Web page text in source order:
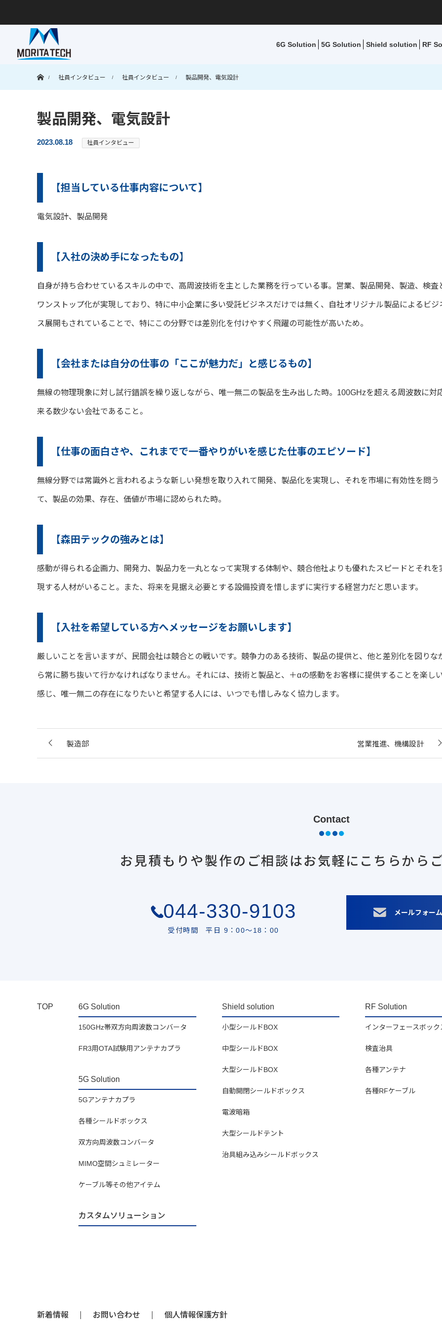
6G Solution 5G Solution Shield solution RF
社員インタビュー
社員インタビュー 製品開発、電気設計
製品開発、電気設計
2023.08.18 社員インタビュー
【担当している仕事内容について】
電気設計、製品開発
【入社の決め手になったもの】
自身が持ち合わせているスキルの中で、高周波技術を主とした業務を行っている事。営業、製品開発、製造、検査
ワンストップ化が実現しており、特に中小企業に多い受託ビジネスだけでは無く、自社オリジナル製品によるビジ
ス展開もされていることで、特にこの分野では差別化を付けやすく飛躍の可能性が高いため。
【会社または自分の仕事の「ここが魅力だ」と感じるもの】
無線の物理現象に対し試行錯誤を繰り返しながら、唯一無二の製品を生み出した時。100GHzを超える周波数に対
来る数少ない会社であること。
【仕事の面白さや、これまでで一番やりがいを感じた仕事のエピソード】
無線分野では常識外と言われるような新しい発想を取り入れて開発、製品化を実現し、それを市場に有効性を問う
て、製品の効果、存在、価値が市場に認められた時。
【森田テックの強みとは】
感動が得られる企画力、開発力、製品力を一丸となって実現する体制や、競合他社よりも優れたスピードとそれを
現する人材がいること。また、将来を見据え必要とする設備投資を惜しまずに実行する経営力だと思います。
【入社を希望している方へメッセージをお願いします】
厳しいことを言いますが、民間会社は競合との戦いです。競争力のある技術、製品の提供と、他と差別化を図りな
ら常に勝ち抜いて行かなければなりません。それには、技術と製品と、＋αの感動をお客様に提供することを楽し
感じ、唯一無二の存在になりたいと希望する人には、いつでも惜しみなく協力します。
製造部 営業推進、機構設計
Contact
お見積もりや製作のご相談はお気軽にこちらから
044-330-9103
受付時間 平日 9：00〜18：00
メールフォー
TOP 6G Solution
150GHz帯双方向周波数コンバータ
FR3用OTA試験用アンテナカプラ
5G Solution
5Gアンテナカプラ
各種シールドボックス
双方向周波数コンバータ
MIMO空間シュミレーター
ケーブル等その他アイテム
カスタムソリューション
Shield solution
小型シールドBOX
中型シールドBOX
大型シールドBOX
自動開閉シールドボックス
電波暗箱
大型シールドテント
治具組み込みシールドボックス
RF Solution
インターフェースボック
検査治具
各種アンテナ
各種RFケーブル
新着情報 お問い合わせ 個人情報保護方針